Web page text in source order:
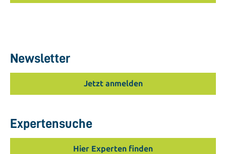
Newsletter
Jetzt anmelden
Expertensuche
Hier Experten finden